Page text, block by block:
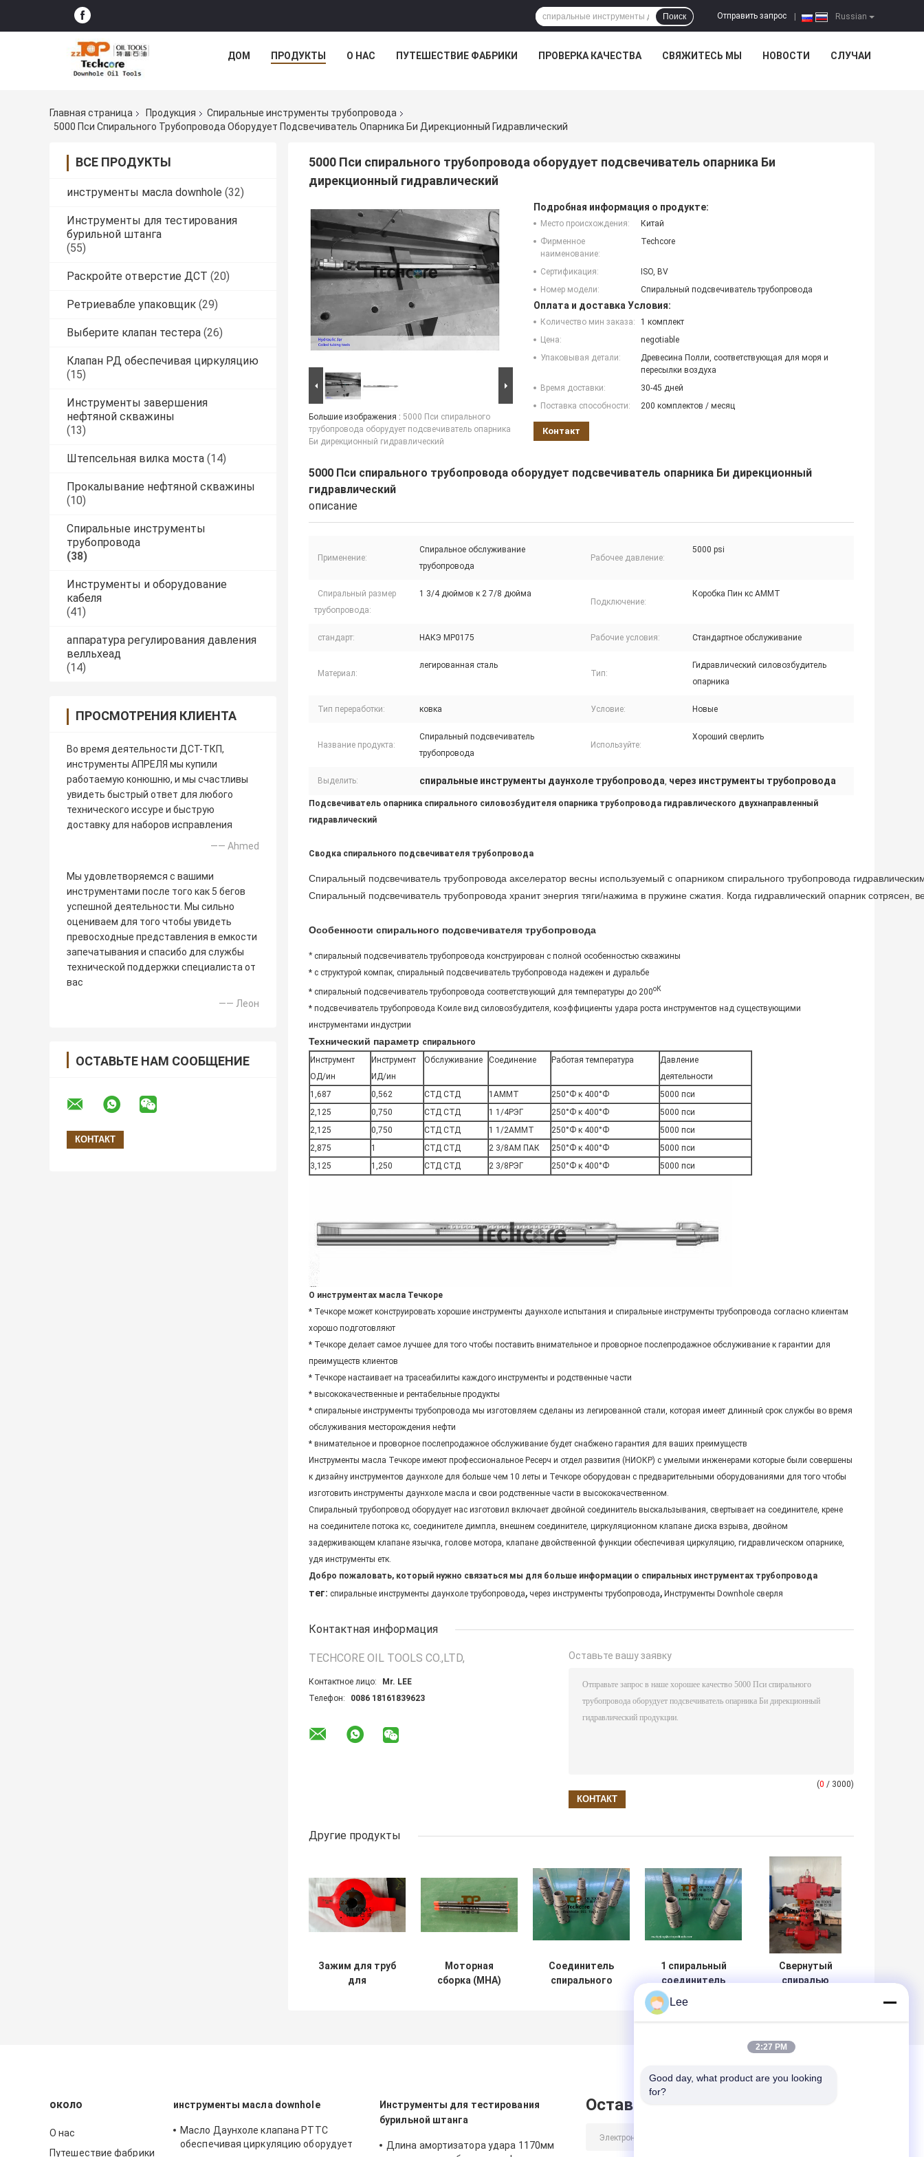
Russian
Отправить запрос
Поиск
ДОМ ПРОДУКТЫ О НАС ПУТЕШЕСТВИЕ ФАБРИКИ ПРОВЕРКА КАЧЕСТВА СВЯЖИТЕСЬ МЫ НОВОСТИ СЛУЧАИ
Главная страница Продукция
Спиральные инструменты трубопровода
5000 Пси Спирального Трубопровода Оборудует Подсвечиватель Опарника Би Дирекционный Гидравлический
ВСЕ ПРОДУКТЫ
инструменты масла downhole (32)
Инструменты для тестирования
бурильной штанга
(55)
Раскройте отверстие ДСТ (20)
Ретриевабле упаковщик (29)
Выберите клапан тестера (26)
Клапан РД обеспечивая циркуляцию
(15)
Инструменты завершения
нефтяной скважины
(13)
Штепсельная вилка моста (14)
Прокалывание нефтяной скважины
(10)
Спиральные инструменты
трубопровода
(38)
Инструменты и оборудование
кабеля
(41)
аппаратура регулирования давления
велльхеад
(14)
ПРОСМОТРЕНИЯ КЛИЕНТА
Во время деятельности ДСТ-ТКП,
инструменты АПРЕЛЯ мы купили
работаемую конюшню, и мы счастливы
увидеть быстрый ответ для любого
технического иссуре и быструю
доставку для наборов исправления
—— Ahmed
Мы удовлетворяемся с вашими
инструментами после того как 5 бегов
успешной деятельности. Мы сильно
оцениваем для того чтобы увидеть
превосходные представления в емкости
запечатывания и спасибо для службы
технической поддержки специалиста от
вас
—— Леон
ОСТАВЬТЕ НАМ СООБЩЕНИЕ
5000 Пси спирального трубопровода оборудует подсвечиватель опарника Би
дирекционный гидравлический
Большие изображения : 5000 Пси спирального
трубопровода оборудует подсвечиватель опарника
Би дирекционный гидравлический
Подробная информация о продукте:
Место происхождения:
Китай
Фирменное
наименование:
Techcore
Сертификация:
ISO, BV
Номер модели:
Спиральный подсвечиватель трубопровода
Оплата и доставка Условия:
Количество мин заказа:
1 комплект
Цена:
negotiable
Упаковывая детали:
Древесина Полли, соответствующая для моря и
пересылки воздуха
Время доставки:
30-45 дней
Поставка способности:
200 комплектов / месяц
Контакт
5000 Пси спирального трубопровода оборудует подсвечиватель опарника Би дирекционный
гидравлический
описание
Применение:
Спиральное обслуживание
трубопровода
Рабочее давление:
5000 psi
Спиральный размер
трубопровода:
1 3/4 дюймов к 2 7/8 дюйма
Подключение:
Коробка Пин кс АММТ
стандарт: НАКЭ МР0175 Рабочие условия: Стандартное обслуживание
Материал:
легированная сталь
Тип:
Гидравлический силовозбудитель
опарника
Тип переработки: ковка Условие: Новые
Название продукта:
Спиральный подсвечиватель
трубопровода
Используйте:
Хороший сверлить
Выделить: спиральные инструменты даунхоле трубопровода через инструменты трубопровода
Подсвечиватель опарника спирального силовозбудителя опарника трубопровода гидравлического двухнаправленный
гидравлический
Сводка спирального подсвечивателя трубопровода
Спиральный подсвечиватель трубопровода акселератор весны используемый с опарником спирального трубопровода
Спиральный подсвечиватель трубопровода хранит энергия тяги/нажима в пружине сжатия. Когда гидравлический опарник
Особенности спирального подсвечивателя трубопровода
* спиральный подсвечиватель трубопровода конструирован с полной особенностью скважины
* с структурой компак, спиральный подсвечиватель трубопровода надежен и дуральбе
* спиральный подсвечиватель трубопровода соответствующий для температуры до 200оК
* подсвечиватель трубопровода Коиле вид силовозбудителя, коэффициенты удара роста инструментов над существующими
инструментами индустрии
Технический параметр спирального
Инструмент
ОД/ин
Инструмент
ИД/ин
Обслуживание Соединение Работая температура
Давление
деятельности
1,687
0,562 СТД СТД 1АММТ 250°Ф к 400°Ф
5000 пси
2,125
0,750 СТД СТД 1 1/4РЭГ 250°Ф к 400°Ф
5000 пси
2,125
0,750 СТД СТД 1 1/2АММТ 250°Ф к 400°Ф
5000 пси
2,875
1 СТД СТД 2 3/8АМ ПАК 250°Ф к 400°Ф
5000 пси
3,125
1,250 СТД СТД 2 3/8РЭГ 250°Ф к 400°Ф 5000 пси
О инструментах масла Течкоре
* Течкоре может конструировать хорошие инструменты даунхоле испытания и спиральные инструменты трубопровода согласно клиентам
хорошо подготовляют
* Течкоре делает самое лучшее для того чтобы поставить внимательное и проворное послепродажное обслуживание к гарантии для
преимуществ клиентов
* Течкоре настаивает на трасеабилиты каждого инструменты и родственные части
* высококачественные и рентабельные продукты
* спиральные инструменты трубопровода мы изготовляем сделаны из легированной стали, которая имеет длинный срок службы во время
обслуживания месторождения нефти
* внимательное и проворное послепродажное обслуживание будет снабжено гарантия для ваших преимуществ
Инструменты масла Течкоре имеют профессиональное Ресерч и отдел развития (НИОКР) с умелыми инженерами которые были совершены
к дизайну инструментов даунхоле для больше чем 10 леты и Течкоре оборудован с предварительными оборудованиями для того чтобы
изготовить инструменты даунхоле масла и свои родственные части в высококачественном.
Спиральный трубопровод оборудует нас изготовил включает двойной соединитель выскальзывания, свертывает на соединителе, крене
на соединителе потока кс, соединителе димпла, внешнем соединителе, циркуляционном клапане диска взрыва, двойном
задерживающем клапане язычка, голове мотора, клапане двойственной функции обеспечивая циркуляцию, гидравлическом опарнике,
удя инструменты етк.
Добро пожаловать, который нужно связаться мы для больше информации о спиральных инструментах трубопровода
тег: спиральные инструменты даунхоле трубопровода, через инструменты трубопровода, Инструменты Downhole сверля
Контактная информация
TECHCORE OIL TOOLS CO.,LTD,
Контактное лицо:
Mr. LEE
Телефон:
0086 18161839623
Оставьте вашу заявку
(0 / 3000)
Другие продукты
Зажим для труб
для
Моторная
сборка (MHA)
Соединитель
спирального
1 спиральный
соединитель
5000psi винта с
прорезом
димпла
Свернутый
спиралью
с прибором
трубопровода
около
О нас
Путешествие фабрики
инструменты масла downhole
Масло Даунхоле клапана РТТС
обеспечивая циркуляцию оборудует
Инструменты для тестирования
бурильной штанга
Длина амортизатора удара 1170мм
Оставить сообщение
Lee
2:27 PM
Good day, what product are you looking
for?